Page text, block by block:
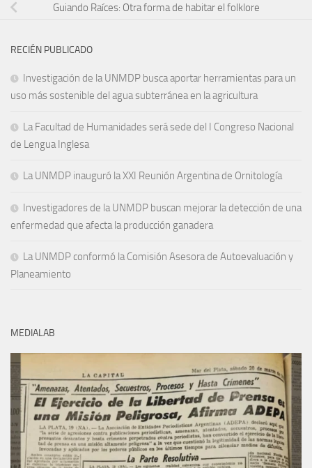
Guiando Raíces: Otra forma de habitar el folklore
RECIÉN PUBLICADO
Investigación de la UNMDP busca aportar herramientas para un
uso más sostenible del agua subterránea en la agricultura
La Facultad de Humanidades será sede del I Congreso Nacional
de Lengua Inglesa
La UNMDP inauguró la XXI Reunión Argentina de Ornitología
Investigadores de la UNMDP buscan mejorar la detección de una
enfermedad que afecta la producción ganadera
La UNMDP conformó la Comisión Asesora de Autoevaluación y
Planeamiento
MEDIALAB